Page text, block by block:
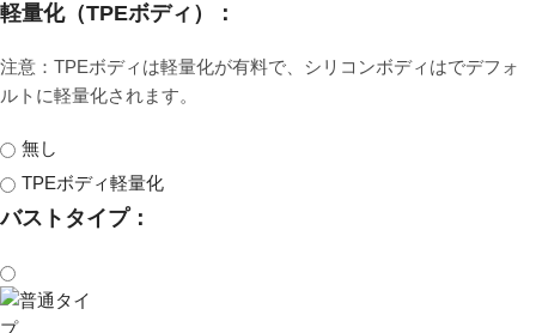
軽量化（TPEボディ）：
注意：TPEボディは軽量化が有料で、シリコンボディはでデフォ
ルトに軽量化されます。
無し
TPEボディ軽量化
バストタイプ：